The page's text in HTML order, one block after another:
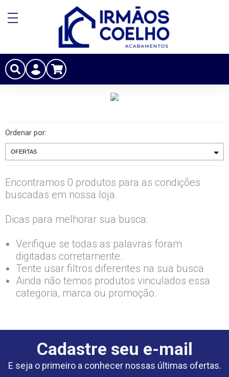
Ordenar por:
Encontramos 0 produtos para as condições
buscadas em nossa loja.
Dicas para melhorar sua busca:
Verifique se todas as palavras foram
digitadas corretamente.
Tente usar filtros diferentes na sua busca
Ainda não temos produtos vinculados essa
categoria, marca ou promoção.
Cadastre seu e-mail
E seja o primeiro a conhecer nossas últimas ofertas.